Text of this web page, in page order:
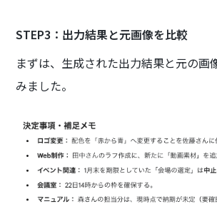
STEP3：出力結果と元画像を比較
まずは、生成された出力結果と元の画
みました。